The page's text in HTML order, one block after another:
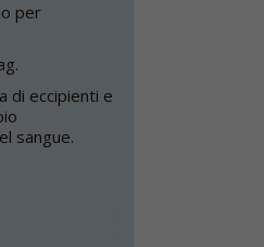
per
di eccipienti e
sangue.